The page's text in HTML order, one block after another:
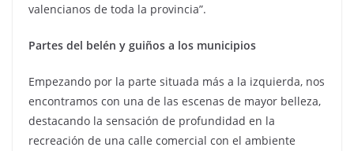
valencianos de toda la provincia”.
Partes del belén y guiños a los municipios
Empezando por la parte situada más a la izquierda, nos
encontramos con una de las escenas de mayor belleza,
destacando la sensación de profundidad en la
recreación de una calle comercial con el ambiente